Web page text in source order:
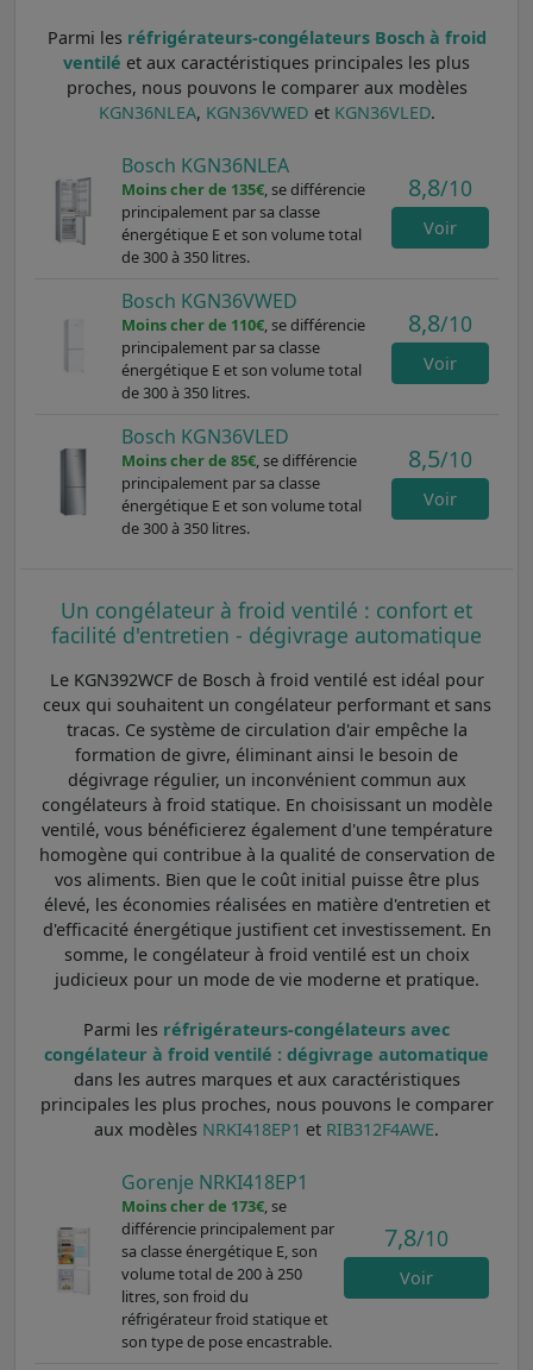
Parmi les réfrigérateurs-congélateurs Bosch à froid
ventilé et aux caractéristiques principales les plus
proches, nous pouvons le comparer aux modèles
KGN36NLEA, KGN36VWED et KGN36VLED.
Bosch KGN36NLEA
Moins cher de 135€, se différencie
principalement par sa classe
énergétique E et son volume total
de 300 à 350 litres.
8,8/10
Voir
Bosch KGN36VWED
Moins cher de 110€, se différencie
principalement par sa classe
énergétique E et son volume total
de 300 à 350 litres.
8,8/10
Voir
Bosch KGN36VLED
Moins cher de 85€, se différencie
principalement par sa classe
énergétique E et son volume total
de 300 à 350 litres.
8,5/10
Voir
Un congélateur à froid ventilé : confort et
facilité d'entretien - dégivrage automatique
Le KGN392WCF de Bosch à froid ventilé est idéal pour
ceux qui souhaitent un congélateur performant et sans
tracas. Ce système de circulation d'air empêche la
formation de givre, éliminant ainsi le besoin de
dégivrage régulier, un inconvénient commun aux
congélateurs à froid statique. En choisissant un modèle
ventilé, vous bénéficierez également d'une température
homogène qui contribue à la qualité de conservation de
vos aliments. Bien que le coût initial puisse être plus
élevé, les économies réalisées en matière d'entretien et
d'efficacité énergétique justifient cet investissement. En
somme, le congélateur à froid ventilé est un choix
judicieux pour un mode de vie moderne et pratique.
Parmi les réfrigérateurs-congélateurs avec
congélateur à froid ventilé : dégivrage automatique
dans les autres marques et aux caractéristiques
principales les plus proches, nous pouvons le comparer
aux modèles NRKI418EP1 et RIB312F4AWE.
Gorenje NRKI418EP1
Moins cher de 173€, se
différencie principalement par
sa classe énergétique E, son
volume total de 200 à 250
litres, son froid du
réfrigérateur froid statique et
son type de pose encastrable.
7,8/10
Voir